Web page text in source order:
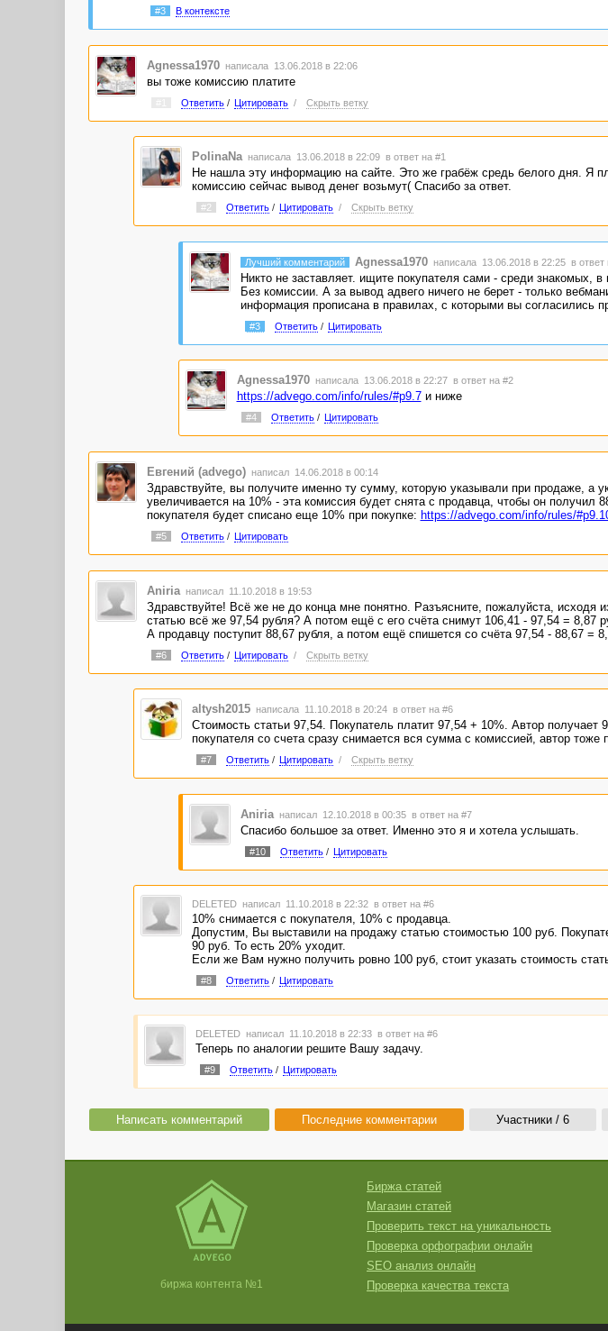
#3 В контексте
Agnessa1970 написала 13.06.2018 в 22:06
вы тоже комиссию платите
Ответить/ Цитировать / Скрыть ветку
PolinaNa написала 13.06.2018 в 22:09 в ответ на #1
Не нашла эту информацию на сайте. Это же грабёж средь белого дня. Я
комиссию сейчас вывод денег возьмут( Спасибо за ответ.
#2 Ответить/ Цитировать / Скрыть ветку
Лучший комментарий Agnessa1970 написала 13.06.2018 в 22:25 в ответ
Никто не заставляет. ищите покупателя сами - среди знакомых,
Без комиссии. А за вывод адвего ничего не берет - только
информация прописана в правилах, с которыми вы согласились
#3 Ответить/ Цитировать
Agnessa1970 написала 13.06.2018 в 22:27 в ответ на #2
https://advego.com/info/rules/#p9.7и ниже
#4 Ответить/ Цитировать
Евгений (advego) написал 14.06.2018 в 00:14
Здравствуйте, вы получите именно ту сумму, которую указывали при продаже, а
увеличивается на 10% - эта комиссия будет снята с продавца, чтобы он получил
покупателя будет списано еще 10% при покупке: https://advego.com/info/rules/
#5 Ответить/ Цитировать
Aniria написал 11.10.2018 в 19:53
Здравствуйте! Всё же не до конца мне понятно. Разъясните, пожалуйста, исходя
статью всё же 97,54 рубля? А потом ещё с его счёта снимут 106,41 - 97,54 = 8,87
А продавцу поступит 88,67 рубля, а потом ещё спишется со счёта 97,54 - 88,67 =
#6 Ответить/ Цитировать / Скрыть ветку
altysh2015 написала 11.10.2018 в 20:24 в ответ на #6
Стоимость статьи 97,54. Покупатель платит 97,54 + 10%. Автор получает
покупателя со счета сразу снимается вся сумма с комиссией, автор тоже
#7 Ответить/ Цитировать / Скрыть ветку
Aniria написал 12.10.2018 в 00:35 в ответ на #7
Спасибо большое за ответ. Именно это я и хотела услышать.
#10 Ответить/ Цитировать
DELETED написал 11.10.2018 в 22:32 в ответ на #6
10% снимается с покупателя, 10% с продавца.
Допустим, Вы выставили на продажу статью стоимостью 100 руб.
90 руб. То есть 20% уходит.
Если же Вам нужно получить ровно 100 руб, стоит указать стоимость
#8 Ответить/ Цитировать
DELETED написал 11.10.2018 в 22:33 в ответ на #6
Теперь по аналогии решите Вашу задачу.
#9 Ответить/ Цитировать
Написать комментарий Последние комментарии Участники / 6
биржа контента №1
Биржа статей
Магазин статей
Проверить текст на уникальность
Проверка орфографии онлайн
SEO анализ онлайн
Проверка качества текста